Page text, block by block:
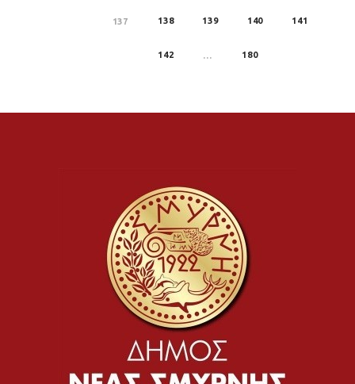
137 138 139 140 141
142 … 180